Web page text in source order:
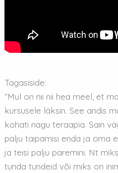
Tagasiside:
“Mul on nii nii hea meel, et
kursusele läksin. See andis
kohati nagu teraapia. Sain
palju taipamisi enda ja oma
ja teisi palju paremini. Nt
tunda tundeid või miks on